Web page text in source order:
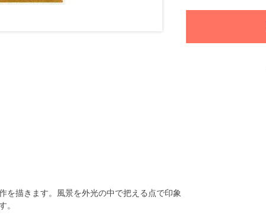
を描きます。風景を外光の中で把える点で印象
。